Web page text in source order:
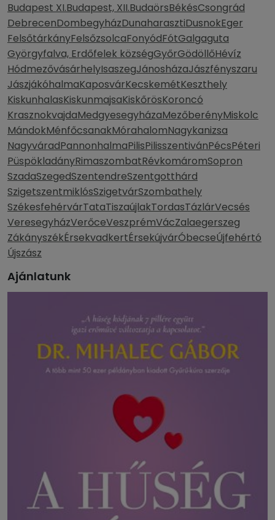
Budapest XI.Budapest, XII.BudaörsBékésCsongrád
DebrecenDombegyházDunaharasztiDusnokEger
FelsőtárkányFelsőzsolcaFonyódFótGalgaguta
Györgyfalva, Erdőfelek községGyőrGödöllőHévíz
HódmezővásárhelyIsaszegJánosházaJászfényszaru
JászjákóhalmaKaposvárKecskemétKeszthely
KiskunhalasKiskunmajsaKiskőrösKoroncó
KrasznokvajdaMedgyesegyházaMezőberényMiskolc
MándokMénfőcsanakMórahalomNagykanizsa
NagyváradPannonhalmaPilisPilisszentivánPécsPéteri
PüspökladányRimaszombatRévkomáromSopron
SzadaSzegedSzentendreSzentgotthárd
SzigetszentmiklósSzigetvárSzombathely
SzékesfehérvárTataTiszaújlakTordasTázlárVecsés
VeresegyházVerőceVeszprémVácZalaegerszeg
ZákányszékÉrsekvadkertÉrsekújvárÓbecseÚjfehértó
Újszász
Ajánlatunk